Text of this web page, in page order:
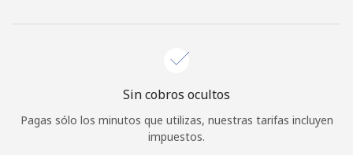
¿Olvidaste tu contraseña? →
Iniciar Sesión
Sin cobros ocultos
Pagas sólo los minutos que utilizas, nuestras tarifas incluyen
impuestos.